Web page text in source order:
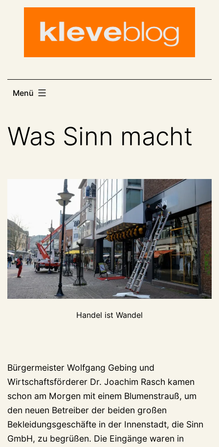
Menü
Was Sinn macht
Handel ist Wandel
Bürgermeister Wolfgang Gebing und
Wirtschaftsförderer Dr. Joachim Rasch kamen
schon am Morgen mit einem Blumenstrauß, um
den neuen Betreiber der beiden großen
Bekleidungsgeschäfte in der Innenstadt, die Sinn
GmbH, zu begrüßen. Die Eingänge waren in